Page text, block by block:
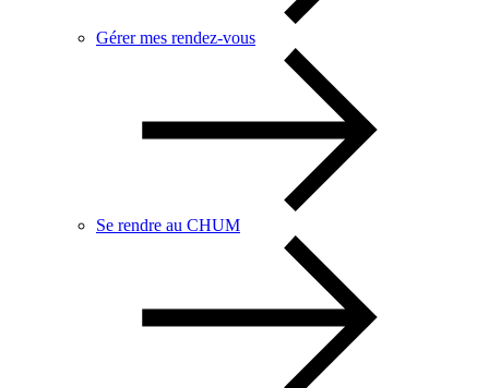
Gérer mes rendez-vous
Se rendre au CHUM